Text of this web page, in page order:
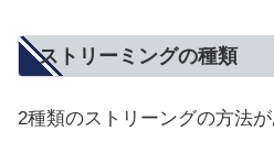
ストリーミングの種類
2種類のストリーングの方法が